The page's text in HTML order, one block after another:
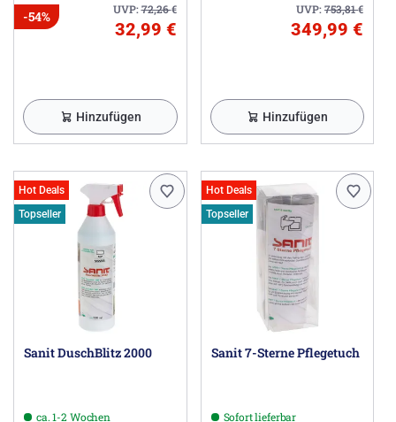
UVP:72,26€
-54%
32,99 €
Hinzufügen
UVP:753,81€
349,99 €
Hinzufügen
Hot Deals
Topseller
Sanit DuschBlitz 2000
ca. 1-2 Wochen
Hot Deals
Topseller
Sanit 7-Sterne Pflegetuch
Sofort lieferbar